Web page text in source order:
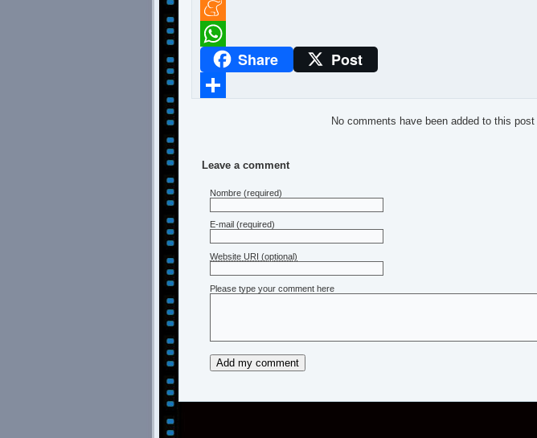
Twitter
Meneame
WhatsAppShare Post
No comments have been added to this post
Leave a comment
Nombre (required)
E-mail (required)
Website URI (optional)
Please type your comment here